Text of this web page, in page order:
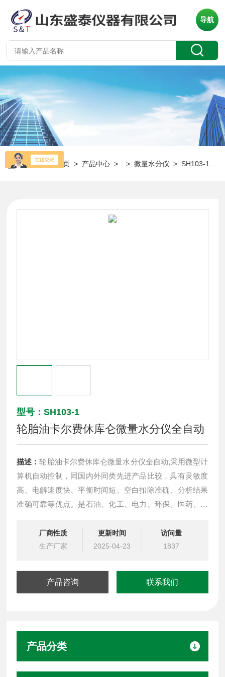
导航
当前位置：首页 > 产品中心 > >微量水分仪 > SH103-1轮胎油卡尔费休库仑微量水分仪全自动
型号：SH103-1
轮胎油卡尔费休库仑微量水分仪全自动
描述：轮胎油卡尔费休库仑微量水分仪全自动,采用微型计
算机自动控制，同国内外同类先进产品比较，具有灵敏度
高、电解速度快、平衡时间短、空白扣除准确、分析结果
准确可靠等优点。是石油、化工、电力、环保、医药、科
器作为主控核心 卡尔费休库仑微量水分仪SH103全自动轮
厂商性质
生产厂家
更新时间
2025-04-23
访问量
1837
产品咨询 联系我们
产品分类